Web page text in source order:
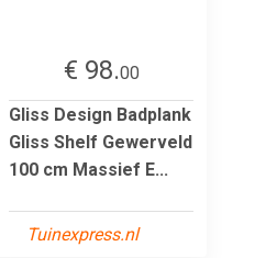
€ 98.00
Gliss Design Badplank
Gliss Shelf Gewerveld
100 cm Massief E...
Tuinexpress.nl